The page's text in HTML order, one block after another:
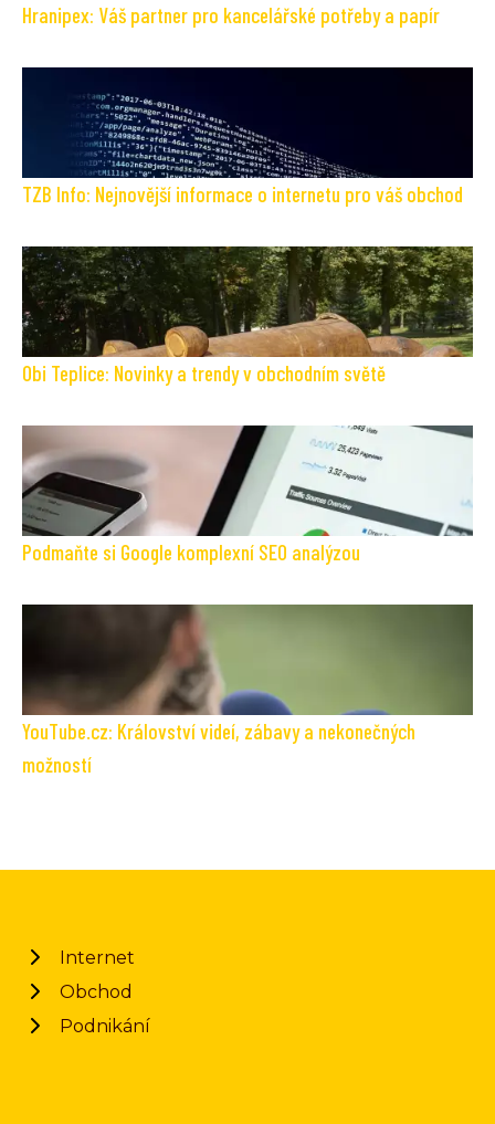
Hranipex: Váš partner pro kancelářské potřeby a papír
TZB Info: Nejnovější informace o internetu pro váš obchod
Obi Teplice: Novinky a trendy v obchodním světě
Podmaňte si Google komplexní SEO analýzou
YouTube.cz: Království videí, zábavy a nekonečných
možností
Internet
Obchod
Podnikání